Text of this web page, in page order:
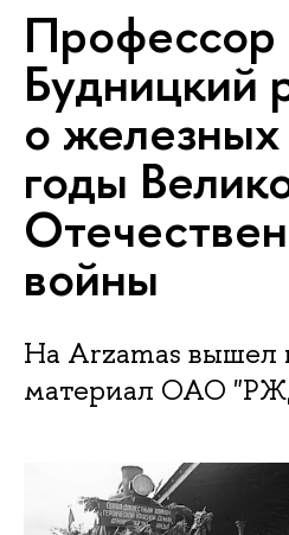
Будницкий
о железных
годы
войны
На Arzamas вышел
материал ОАО